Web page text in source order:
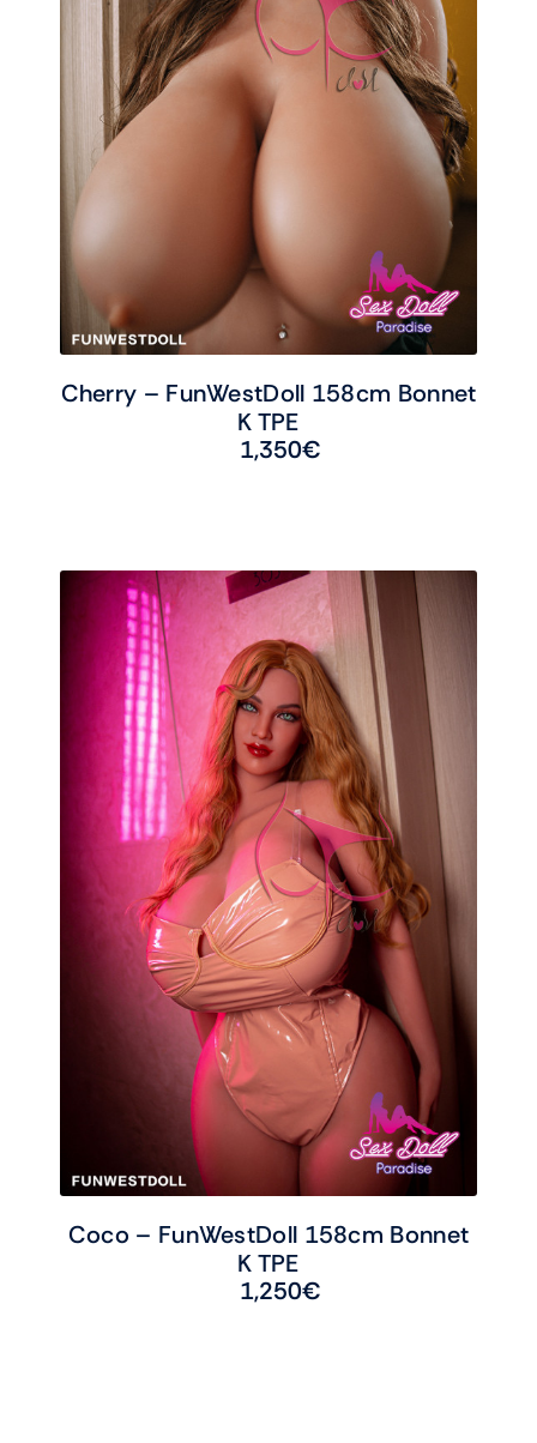
Cherry – FunWestDoll 158cm Bonnet
K TPE
1,350€
Coco – FunWestDoll 158cm Bonnet
K TPE
1,250€